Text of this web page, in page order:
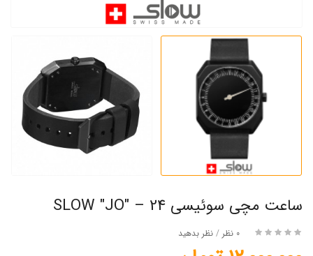
ساعت مچی سوئیسی SLOW "JO" – 24
0 نظر / نظر بدهید